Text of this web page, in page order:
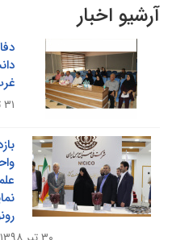
اخبار
غرب
رونق